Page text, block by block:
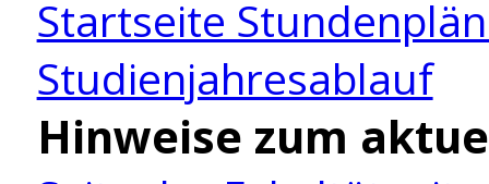
Startseite
Studienjahresablauf
Hinweise zum